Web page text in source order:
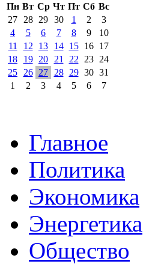
Пн Вт Ср Чт Пт Сб Вс
27
28 29 30 1 2
3
4
5 6 7 8 9
10
11
12 13 14 15 16
17
18
19 20 21 22 23
24
25
26 27 28 29 30 31
1
2 3 4 5 6 7
Главное
Политика
Экономика
Энергетика
Общество